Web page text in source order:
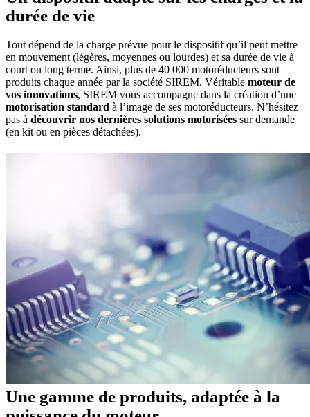
durée de vie
Tout dépend de la charge prévue pour le dispositif qu’il peut mettre
en mouvement (légères, moyennes ou lourdes) et sa durée de vie à
court ou long terme. Ainsi, plus de 40 000 motoréducteurs sont
produits chaque année par la société SIREM. Véritable moteur de
vos innovations, SIREM vous accompagne dans la création d’une
motorisation standard à l’image de ses motoréducteurs. N’hésitez
pas à découvrir nos dernières solutions motorisées sur demande
(en kit ou en pièces détachées).
Une gamme de produits, adaptée à la